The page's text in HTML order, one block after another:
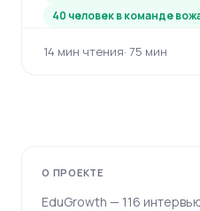
40 человек в команде
14 мин чтения· 75 мин
О ПРОЕКТЕ
EduGrowth — 116